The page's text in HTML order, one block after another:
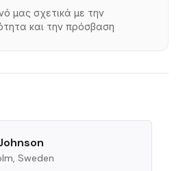
μας σχετικά με την
και την πρόσβαση
Sweden